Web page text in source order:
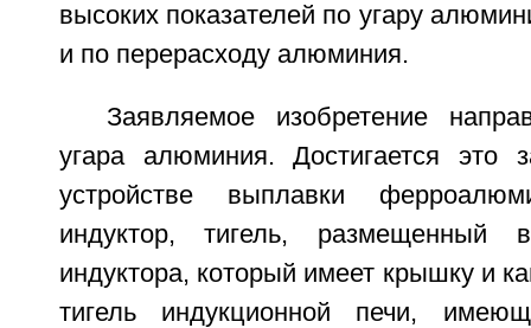
высоких показателей по угару
и по перерасходу алюминия.
Заявляемое изобретение
угара алюминия. Достигается это
устройстве выплавки
индуктор, тигель, размещенный
индуктора, который имеет крышку и
тигель индукционной печи,